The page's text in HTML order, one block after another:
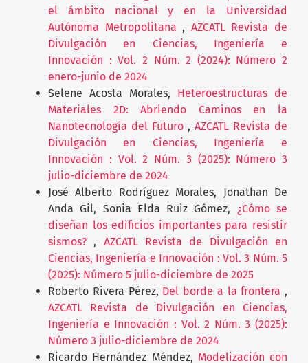
el ámbito nacional y en la Universidad
Autónoma Metropolitana, AZCATL Revista de
Divulgación en Ciencias, Ingeniería e
Innovación : Vol. 2 Núm. 2 (2024): Número 2
enero-junio de 2024
Selene Acosta Morales, Heteroestructuras de
Materiales 2D: Abriendo Caminos en la
Nanotecnología del Futuro , AZCATL Revista de
Divulgación en Ciencias, Ingeniería e
Innovación : Vol. 2 Núm. 3 (2025): Número 3
julio-diciembre de 2024
José Alberto Rodríguez Morales, Jonathan De
Anda Gil, Sonia Elda Ruiz Gómez, ¿Cómo se
diseñan los edificios importantes para resistir
sismos?, AZCATL Revista de Divulgación en
Ciencias, Ingeniería e Innovación : Vol. 3 Núm. 5
(2025): Número 5 julio-diciembre de 2025
Roberto Rivera Pérez, Del borde a la frontera ,
AZCATL Revista de Divulgación en Ciencias,
Ingeniería e Innovación : Vol. 2 Núm. 3 (2025):
Número 3 julio-diciembre de 2024
Ricardo Hernández Méndez, Modelización con